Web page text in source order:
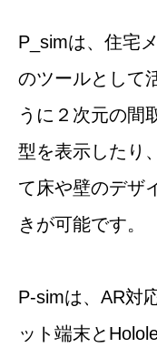
P_simは、住宅
のツールとして
うに２次元の間
型を表示したり
て床や壁のデザ
きが可能です。
P-simは、AR対
ット端末と